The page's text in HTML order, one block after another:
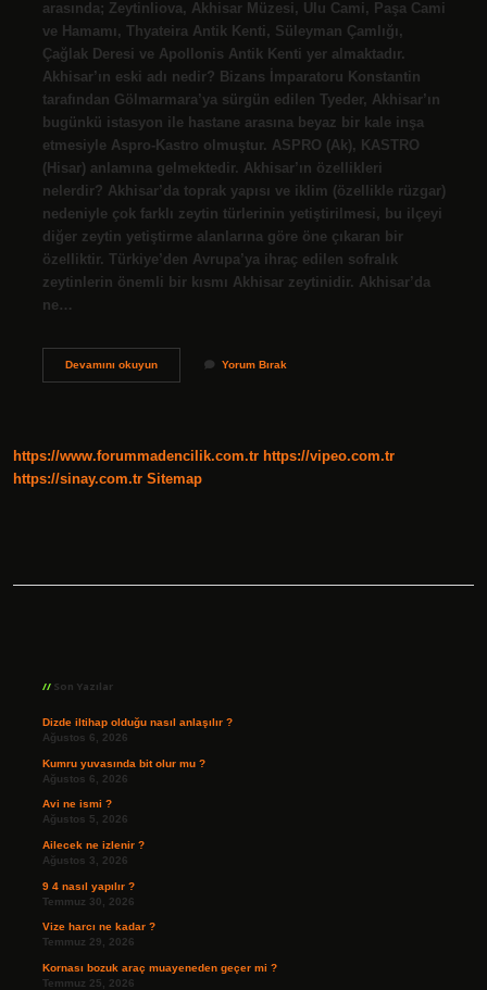
arasında; Zeytinliova, Akhisar Müzesi, Ulu Cami, Paşa Cami
ve Hamamı, Thyateira Antik Kenti, Süleyman Çamlığı,
Çağlak Deresi ve Apollonis Antik Kenti yer almaktadır.
Akhisar’ın eski adı nedir? Bizans İmparatoru Konstantin
tarafından Gölmarmara’ya sürgün edilen Tyeder, Akhisar’ın
bugünkü istasyon ile hastane arasına beyaz bir kale inşa
etmesiyle Aspro-Kastro olmuştur. ASPRO (Ak), KASTRO
(Hisar) anlamına gelmektedir. Akhisar’ın özellikleri
nelerdir? Akhisar’da toprak yapısı ve iklim (özellikle rüzgar)
nedeniyle çok farklı zeytin türlerinin yetiştirilmesi, bu ilçeyi
diğer zeytin yetiştirme alanlarına göre öne çıkaran bir
özelliktir. Türkiye’den Avrupa’ya ihraç edilen sofralık
zeytinlerin önemli bir kısmı Akhisar zeytinidir. Akhisar’da
ne…
Devamını okuyunAkhisarda
Yorum Bırak
https://www.forummadencilik.com.tr https://vipeo.com.tr
https://sinay.com.tr Sitemap
Son Yazılar
Dizde iltihap olduğu nasıl anlaşılır ?
Ağustos 6, 2026
Kumru yuvasında bit olur mu ?
Ağustos 6, 2026
Avi ne ismi ?
Ağustos 5, 2026
Ailecek ne izlenir ?
Ağustos 3, 2026
9 4 nasıl yapılır ?
Temmuz 30, 2026
Vize harcı ne kadar ?
Temmuz 29, 2026
Kornası bozuk araç muayeneden geçer mi ?
Temmuz 25, 2026